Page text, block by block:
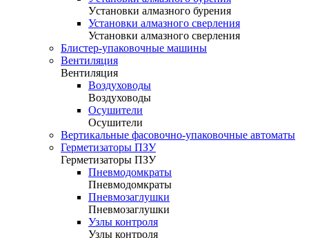
Уcтановки алмазного бурения
Установки алмазного сверления
Установки алмазного сверления
Блистер-упаковочные машины
Вентиляция
Вентиляция
Воздуховоды
Воздуховоды
Осушители
Осушители
Вертикальные фасовочно-упаковочные автоматы
Герметизаторы ПЗУ
Герметизаторы ПЗУ
Пневмодомкраты
Пневмодомкраты
Пневмозаглушки
Пневмозаглушки
Узлы контроля
Узлы контроля